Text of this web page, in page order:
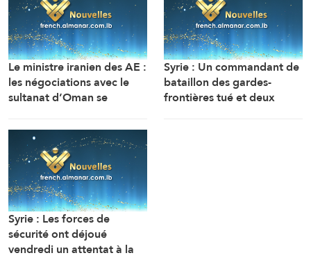
Le ministre iranien des AE :
les négociations avec le
sultanat d’Oman se
des difficultés techniques,
des travaux sont en cours
pour définir une voie
maritime temporaire. Un
accord définitif est
imminent.
Syrie : Un commandant de
bataillon des gardes-
frontières tué et deux
Syrie : Les forces de
sécurité ont déjoué
vendredi un attentat à la